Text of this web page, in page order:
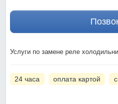
Услуги по замене реле
24 часа оплата картой